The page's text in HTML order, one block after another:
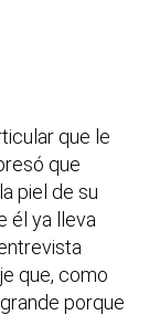
que le
que
piel de su
él ya lleva
que, como
porque